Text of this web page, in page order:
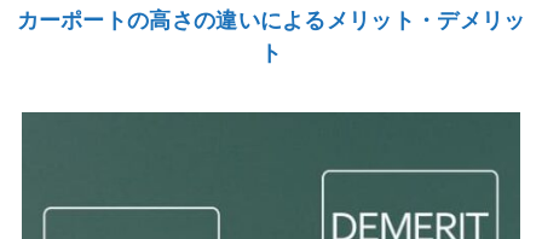
カーポートの高さの違いによるメリット・デメリッ
ト